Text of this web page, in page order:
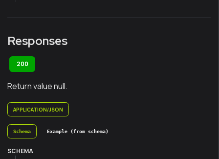
Responses
200
Return value null.
APPLICATION/JSON
Schema Example (from schema)
SCHEMA